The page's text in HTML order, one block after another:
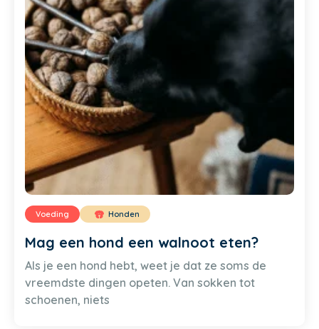
Voeding Honden
Mag een hond een walnoot eten?
Als je een hond hebt, weet je dat ze soms de
vreemdste dingen opeten. Van sokken tot
schoenen, niets